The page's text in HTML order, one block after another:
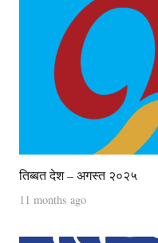
तिब्बत देश – अगस्त २०२५
11 months ago